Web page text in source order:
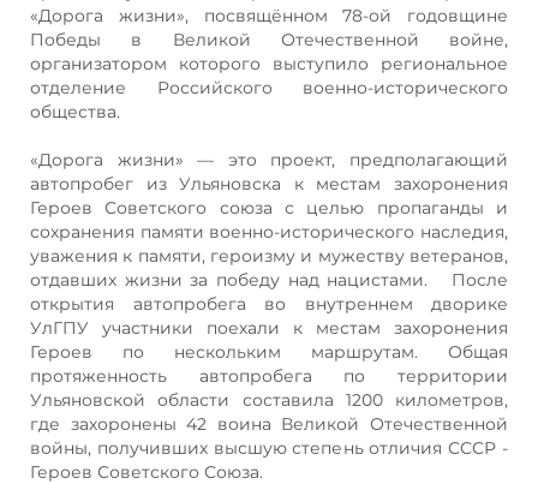
«Дорога жизни», посвящённом 78-ой годовщине
Победы в Великой Отечественной войне,
организатором которого выступило региональное
отделение Российского военно-исторического
общества.
«Дорога жизни» — это проект, предполагающий
автопробег из Ульяновска к местам захоронения
Героев Советского союза с целью пропаганды и
сохранения памяти военно-исторического наследия,
уважения к памяти, героизму и мужеству ветеранов,
отдавших жизни за победу над нацистами. После
открытия автопробега во внутреннем дворике
УлГПУ участники поехали к местам захоронения
Героев по нескольким маршрутам. Общая
протяженность автопробега по территории
Ульяновской области составила 1200 километров,
где захоронены 42 воина Великой Отечественной
войны, получивших высшую степень отличия СССР -
Героев Советского Союза.